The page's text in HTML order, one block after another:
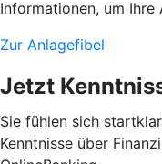
Informationen, um
Zur Anlagefibel
Jetzt
Sie fühlen sich
Kenntnisse über